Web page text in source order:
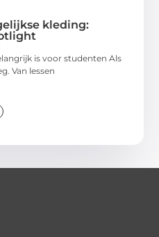
kleding:
is voor studenten Als
Van lessen